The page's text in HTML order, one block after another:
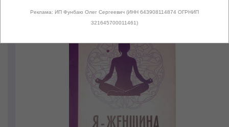
Реклама: ИП Фунбаю Олег Сергеевич (ИНН 643908114874 ОГРНИП
321645700011461)